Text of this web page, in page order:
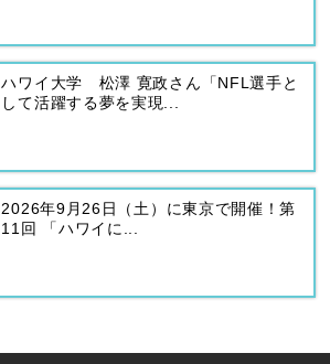
ハワイ大学 松澤 寛政さん「NFL選手と
して活躍する夢を実現...
2026年9月26日（土）に東京で開催！第
11回 「ハワイに...